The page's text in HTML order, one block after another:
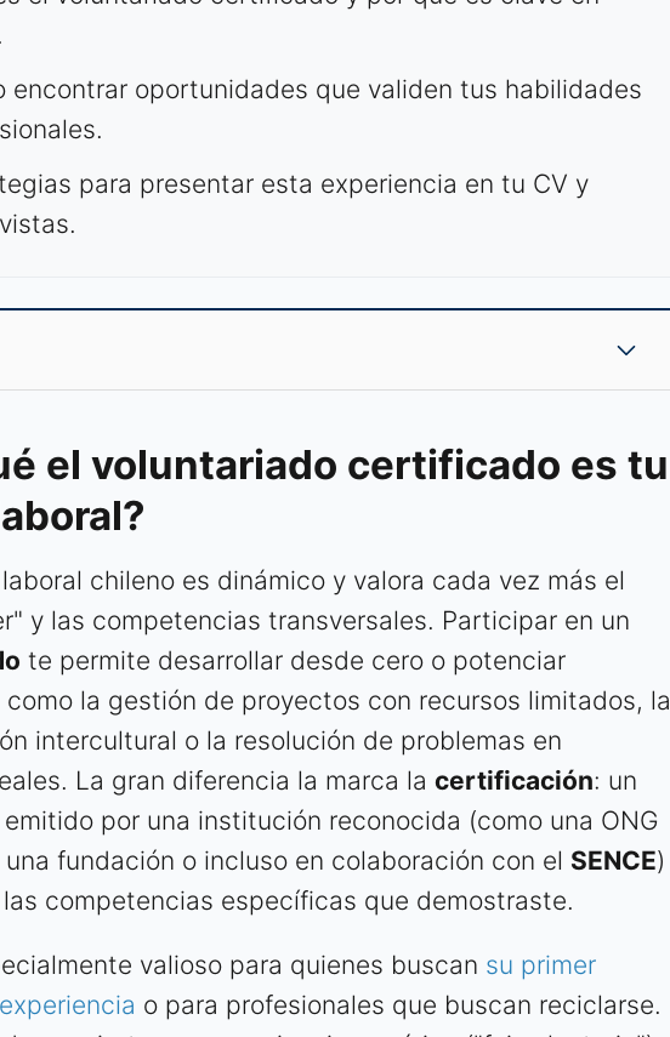
encontrar oportunidades que validen tus habilidades
para presentar esta experiencia en tu CV y
el voluntariado certificado es tu
chileno es dinámico y valora cada vez más el
y las competencias transversales. Participar en un
te permite desarrollar desde cero o potenciar
la gestión de proyectos con recursos limitados, la
intercultural o la resolución de problemas en
La gran diferencia la marca la certificación: un
por una institución reconocida (como una ONG
fundación o incluso en colaboración con el SENCE)
competencias específicas que demostraste.
valioso para quienes buscan su primer
o para profesionales que buscan reciclarse.